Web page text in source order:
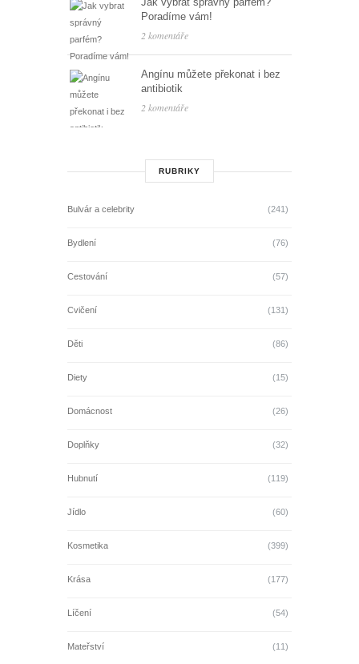
Poradíme vám!
2 komentáře
Angínu můžete překonat i bez
antibiotik
2 komentáře
RUBRIKY
Bulvár a celebrity (241)
Bydlení (76)
Cestování (57)
Cvičení (131)
Děti (86)
Diety (15)
Domácnost (26)
Doplňky (32)
Hubnutí (119)
Jídlo (60)
Kosmetika (399)
Krása (177)
Líčení (54)
Mateřství (11)